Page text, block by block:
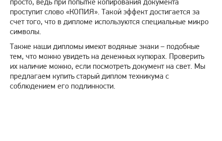
проступит слово «КОПИЯ». Такой эффект достигается за
счет того, что в дипломе используются специальные микро
символы.
Также наши дипломы имеют водяные знаки – подобные
тем, что можно увидеть на денежных купюрах. Проверить
их наличие можно, если посмотреть документ на свет. Мы
предлагаем купить старый диплом техникума с
соблюдением его подлинности.